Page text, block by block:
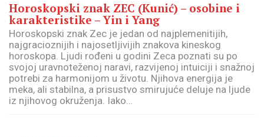
Horoskopski znak ZEC (Kunić) – osobine i
karakteristike – Yin i Yang
Horoskopski znak Zec je jedan od najplemenitijih,
najgracioznijih i najosetljivijih znakova kineskog
horoskopa. Ljudi rođeni u godini Zeca poznati su po
svojoj uravnoteženoj naravi, razvijenoj intuiciji i snažnoj
potrebi za harmonijom u životu. Njihova energija je
meka, ali stabilna, a prisustvo smirujuće deluje na ljude
iz njihovog okruženja. Iako…